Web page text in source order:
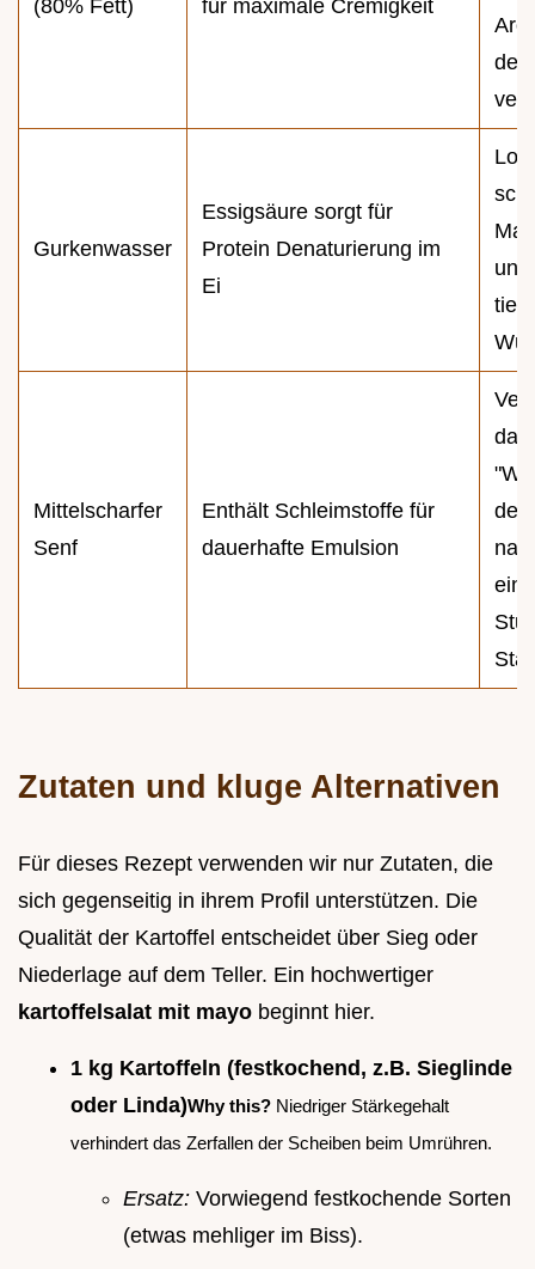
(80% Fett)
für maximale Cremigkeit
der
Gurkenwasser
Essigsäure sorgt für
Protein Denaturierung im
Ei
Mittelscharfer
Senf
Enthält Schleimstoffe für
dauerhafte Emulsion
das
des
Zutaten und kluge Alternativen
Für dieses Rezept verwenden wir nur Zutaten, die
sich gegenseitig in ihrem Profil unterstützen. Die
Qualität der Kartoffel entscheidet über Sieg oder
Niederlage auf dem Teller. Ein hochwertiger
kartoffelsalat mit mayo beginnt hier.
1 kg Kartoffeln (festkochend, z.B. Sieglinde
oder Linda)Why this? Niedriger Stärkegehalt
verhindert das Zerfallen der Scheiben beim Umrühren.
Ersatz: Vorwiegend festkochende Sorten
(etwas mehliger im Biss).